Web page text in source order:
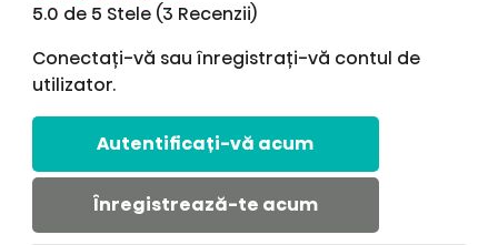
5.0 de 5 Stele (3 Recenzii)
Conectați-vă sau înregistrați-vă contul de
utilizator.
Autentificați-vă acum
Înregistrează-te acum